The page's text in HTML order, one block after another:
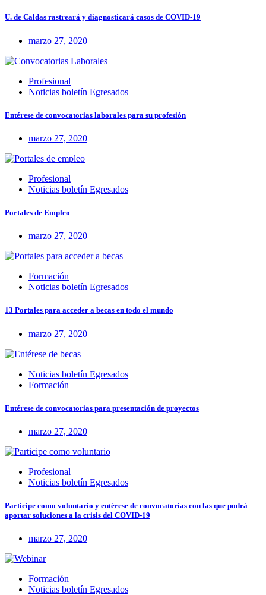
U. de Caldas rastreará y diagnosticará casos de COVID-19
marzo 27, 2020
Profesional
Noticias boletín Egresados
Entérese de convocatorias laborales para su profesión
marzo 27, 2020
Profesional
Noticias boletín Egresados
Portales de Empleo
marzo 27, 2020
Formación
Noticias boletín Egresados
13 Portales para acceder a becas en todo el mundo
marzo 27, 2020
Noticias boletín Egresados
Formación
Entérese de convocatorias para presentación de proyectos
marzo 27, 2020
Profesional
Noticias boletín Egresados
Participe como voluntario y entérese de convocatorias con las que podrá
aportar soluciones a la crisis del COVID-19
marzo 27, 2020
Formación
Noticias boletín Egresados